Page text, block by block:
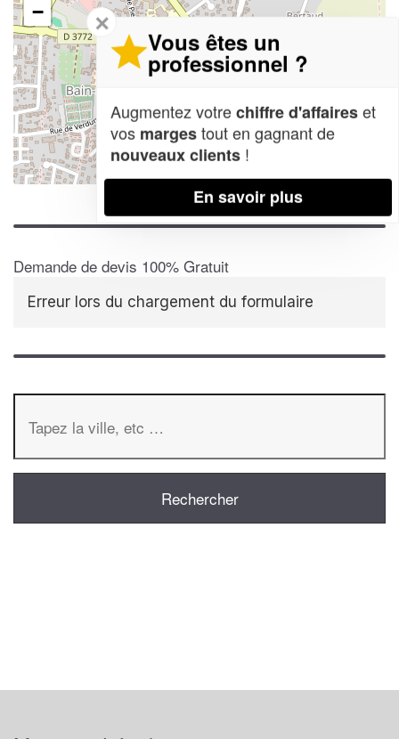
−
Leaflet| Map data ©OpenStreetMap contributors,CC-BY-SA
Demande de devis 100% Gratuit
Erreur lors du chargement du formulaire
✕
Vous êtes un
professionnel ?
Augmentez votrechiffre d'affaireset
vos margestout en gagnant de
nouveaux clients !
En savoir plus